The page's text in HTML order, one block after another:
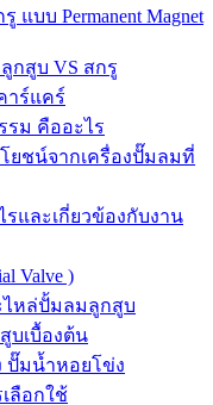
บบ Permanent Magnet
กสูบ VS สกรู
าร์แคร์
รม คืออะไร
ยชน์จากเครื่องปั๊มลมที่
และเกี่ยวข้องกับงาน
Valve )
หล่ปั้มลมลูกสูบ
บเบื้องต้น
ปั๊มน้ำหอยโข่ง
ลือกใช้